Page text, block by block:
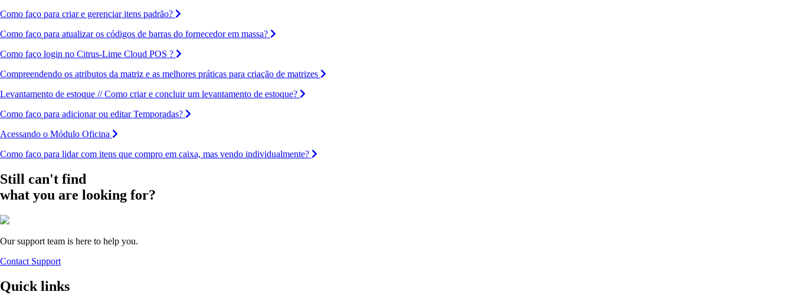
Como faço para criar e gerenciar itens padrão?
Como faço para atualizar os códigos de barras do fornecedor em massa?
Como faço login no Citrus-Lime Cloud POS ?
Compreendendo os atributos da matriz e as melhores práticas para criação de matrizes
Levantamento de estoque // Como criar e concluir um levantamento de estoque?
Como faço para adicionar ou editar Temporadas?
Acessando o Módulo Oficina
Como faço para lidar com itens que compro em caixa, mas vendo individualmente?
Still can't find
what you are looking for?
Our support team is here to help you.
Contact Support
Quick links